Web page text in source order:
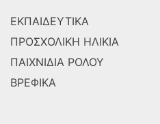
ΕΚΠΑΙΔΕΥΤΙΚΑ
ΠΡΟΣΧΟΛΙΚΗ ΗΛΙΚΙΑ
ΠΑΙΧΝΙΔΙΑ ΡΟΛΟΥ
ΒΡΕΦΙΚΑ